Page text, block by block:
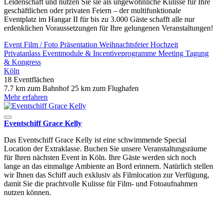
geschäftlichen oder privaten Feiern – der multifunktionale
Eventplatz im Hangar II für bis zu 3.000 Gäste schafft alle nur
erdenklichen Voraussetzungen für Ihre gelungenen Veranstaltungen!
Event Film / Foto Präsentation WeihnachtsfeierHochzeit
Privatanlass Eventmodule & Incentiveprogramme Meeting Tagung
& Kongress
Köln
18 Eventflächen
7.7 km zum Bahnhof 25 km zum Flughafen
Mehr erfahren
Eventschiff Grace Kelly
Das Eventschiff Grace Kelly ist eine schwimmende Special
Location der Extraklasse. Buchen Sie unsere Veranstaltungsräume
für Ihren nächsten Event in Köln. Ihre Gäste werden sich noch
lange an das einmalige Ambiente an Bord erinnern. Natürlich stellen
wir Ihnen das Schiff auch exklusiv als Filmlocation zur Verfügung,
damit Sie die prachtvolle Kulisse für Film- und Fotoaufnahmen
nutzen können.